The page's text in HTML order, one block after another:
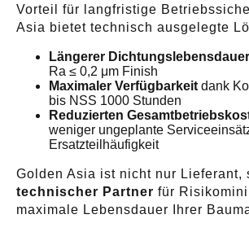
Vorteil für langfristige
Asia bietet technisch ausgelegte
Längerer Dichtungslebensdauer
Ra ≤ 0,2 μm Finish
Maximaler Verfügbarkeit dank
bis NSS 1000 Stunden
Reduzierten
weniger ungeplante
Ersatzteilhäufigkeit
Golden Asia ist nicht nur Lieferant,
technischer Partner für
maximale Lebensdauer Ihrer